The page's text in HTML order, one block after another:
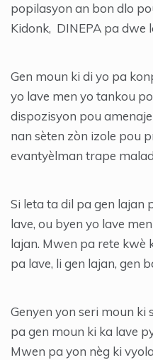
popilasyon an bon dlo
Kidonk, DINEPA pa dwe
Gen moun ki di yo pa
yo lave men yo tankou
dispozisyon pou
nan sèten zòn izole pou
evantyèlman trape
Si leta ta dil pa gen lajan
lave, ou byen yo lave
lajan. Mwen pa rete kwè
pa lave, li gen lajan, gen
Genyen yon seri moun ki
pa gen moun ki ka lave
Mwen pa yon nèg ki